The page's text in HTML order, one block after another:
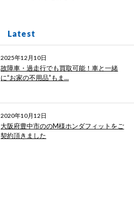
Latest
2025年12月10日
故障車・過走行でも買取可能！車と一緒
に“お家の不用品”もま...
2020年10月12日
大阪府豊中市ののM様ホンダフィットをご
契約頂きました